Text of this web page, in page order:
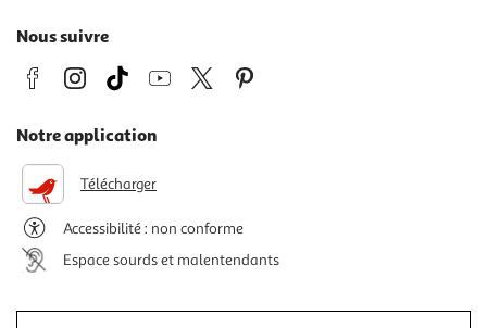
Nous suivre
Notre application
Télécharger
Accessibilité : non conforme
Espace sourds et malentendants